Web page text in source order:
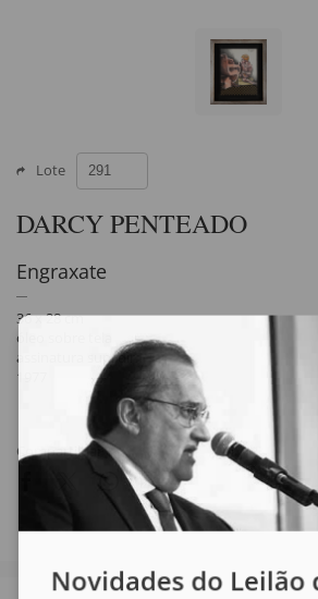
Lote
DARCY PENTEADO
Engraxate
36 x 28 cm
óleo sobre tela
assinatura sup. dir.
1977
Compartilhar
Novidades do Leilão